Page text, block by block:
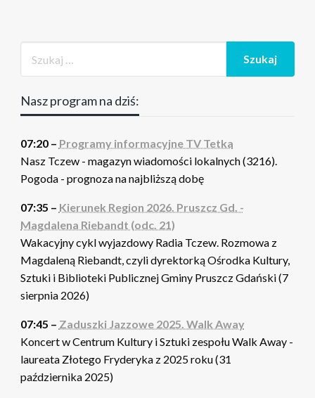
Nasz program na dziś:
07:20 – Programy informacyjne TV Tetka
Nasz Tczew - magazyn wiadomości lokalnych (3216).
Pogoda - prognoza na najbliższą dobę
07:35 – Kierunek Region 2026. Pruszcz Gd. -
Magdalena Riebandt (odc. 21)
Wakacyjny cykl wyjazdowy Radia Tczew. Rozmowa z
Magdaleną Riebandt, czyli dyrektorką Ośrodka Kultury,
Sztuki i Biblioteki Publicznej Gminy Pruszcz Gdański (7
sierpnia 2026)
07:45 – Zaduszki Jazzowe 2025. Walk Away
Koncert w Centrum Kultury i Sztuki zespołu Walk Away -
laureata Złotego Fryderyka z 2025 roku (31
października 2025)